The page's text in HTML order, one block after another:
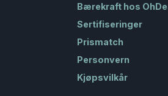
Bærekraft hos
Sertifiseringer
Prismatch
Personvern
Kjøpsvilkår